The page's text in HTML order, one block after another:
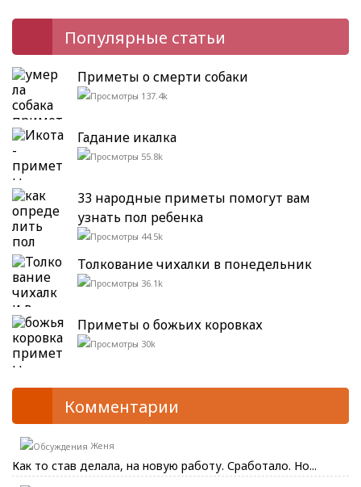
Популярные статьи
Приметы о смерти собаки
137.4k
Гадание икалка
55.8k
33 народные приметы помогут вам
узнать пол ребенка
44.5k
Толкование чихалки в понедельник
36.1k
Приметы о божьих коровках
30k
Комментарии
Женя
Как то став делала, на новую работу. Сработало. Но...